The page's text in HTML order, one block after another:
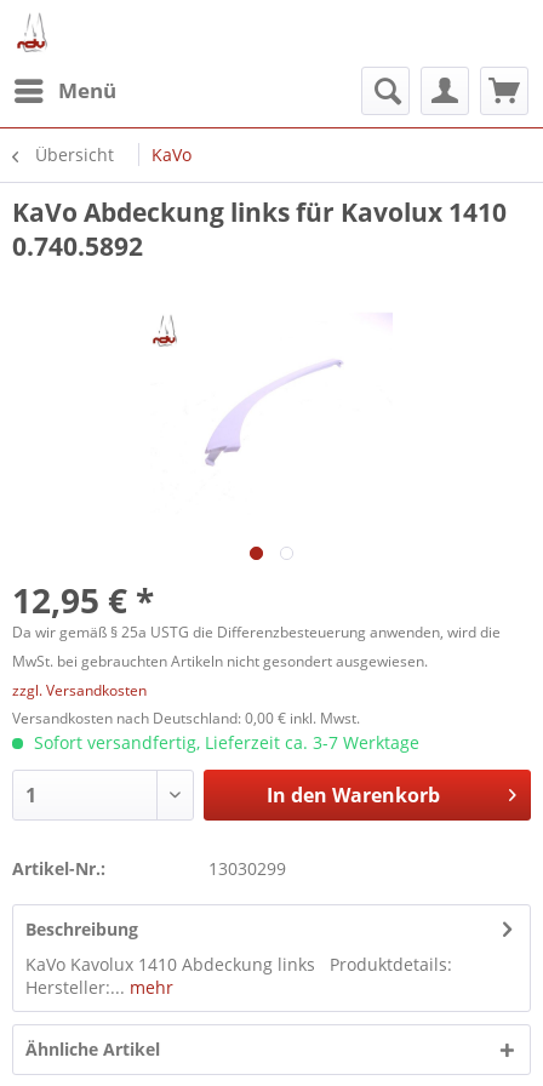
Menü
Übersicht KaVo
KaVo Abdeckung links für Kavolux 1410
0.740.5892
12,95 € *
Da wir gemäß § 25a USTG die Differenzbesteuerung anwenden, wird die
MwSt. bei gebrauchten Artikeln nicht gesondert ausgewiesen.
zzgl. Versandkosten
Versandkosten nach Deutschland: 0,00 € inkl. Mwst.
Sofort versandfertig, Lieferzeit ca. 3-7 Werktage
In den Warenkorb
Artikel-Nr.: 13030299
Beschreibung
KaVo Kavolux 1410 Abdeckung links Produktdetails:
Hersteller:... mehr
Ähnliche Artikel